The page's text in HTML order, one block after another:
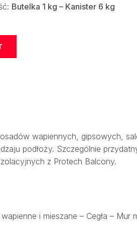
Butelka 1 kg – Kanister 6 kg
wapiennych, gipsowych,
podłoży. Szczególnie
z Protech Balcony.
i mieszane – Cegła – Mur